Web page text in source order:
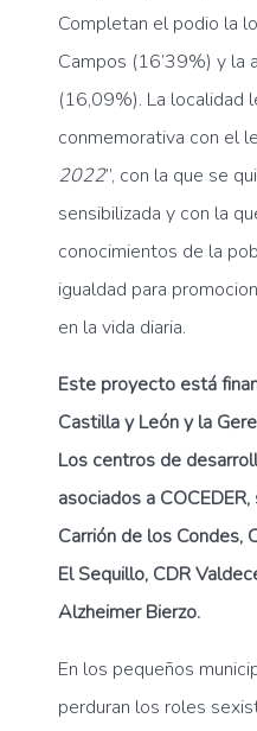
Completan el podio la
Campos (16’39%) y la
(16,09%). La localidad
conmemorativa con el
2022”, con la que se
sensibilizada y con la
conocimientos de la
igualdad para
en la vida diaria.
Este proyecto está
Castilla y León y la
Los centros de
asociados a COCEDER,
Carrión de los Condes,
El Sequillo, CDR
Alzheimer Bierzo.
En los pequeños
perduran los roles